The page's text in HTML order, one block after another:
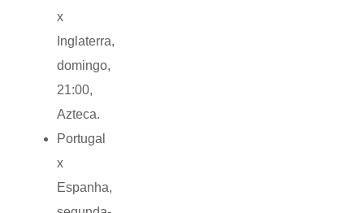
x
Inglaterra,
domingo,
21:00,
Azteca.
Portugal
x
Espanha,